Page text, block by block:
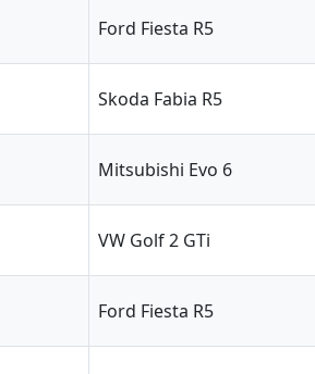
Ford Fiesta R5
Skoda Fabia R5
Mitsubishi Evo 6
VW Golf 2 GTi
Ford Fiesta R5